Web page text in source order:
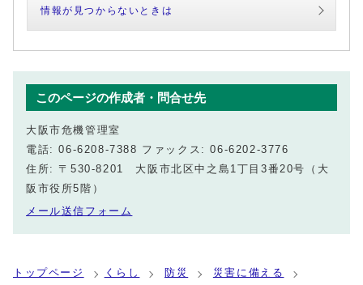
情報が見つからないときは
このページの作成者・問合せ先
大阪市危機管理室
電話: 06-6208-7388 ファックス: 06-6202-3776
住所: 〒530-8201 大阪市北区中之島1丁目3番20号（大
阪市役所5階）
メール送信フォーム
トップページ くらし 防災
災害に備える